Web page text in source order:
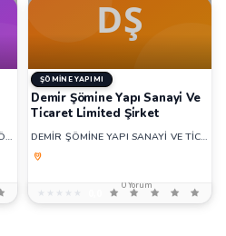
ESKİŞEHİR ŞÖMİNE - ESKİŞEHİR ŞÖMİNE LTD.ŞTİ. (Fadı
ŞÖMINE YAPIMI
Demi̇r Şömi̇ne Yapı Sanayi̇ Ve
Ti̇caret Li̇mi̇ted Şi̇rket
DEMİR ŞÖMİNE YAPI SANAYİ VE TİCARET LİMİTED ŞİRKET
★★★★★
★★★★★
0 Yorum